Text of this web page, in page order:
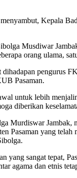
Kepala
Musdiwar
orang ulama,
pengurus
Pasaman.
untuk lebih
diberikan
Murdiswar
Pasaman yang
yang sangat tepat,
agama dan etnis